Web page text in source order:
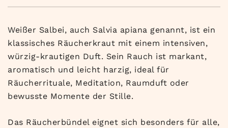
Weißer Salbei, auch Salvia apiana genannt, ist ein
klassisches Räucherkraut mit einem intensiven,
würzig-krautigen Duft. Sein Rauch ist markant,
aromatisch und leicht harzig, ideal für
Räucherrituale, Meditation, Raumduft oder
bewusste Momente der Stille.
Das Räucherbündel eignet sich besonders für alle,